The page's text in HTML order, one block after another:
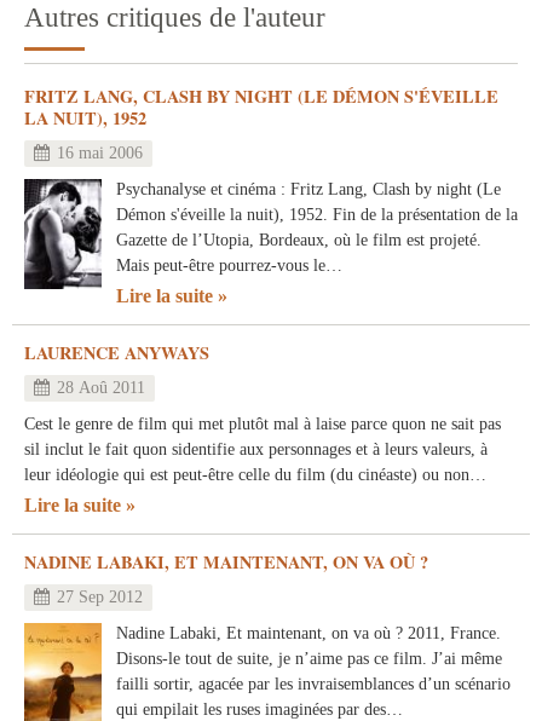
Autres critiques de l'auteur
FRITZ LANG, CLASH BY NIGHT (LE DÉMON S'ÉVEILLE
LA NUIT), 1952
16 mai 2006
Psychanalyse et cinéma : Fritz Lang, Clash by night (Le
Démon s'éveille la nuit), 1952. Fin de la présentation de la
Gazette de l’Utopia, Bordeaux, où le film est projeté.
Mais peut-être pourrez-vous le…
Lire la suite
LAURENCE ANYWAYS
28 Aoû 2011
Cest le genre de film qui met plutôt mal à laise parce quon ne sait pas
sil inclut le fait quon sidentifie aux personnages et à leurs valeurs, à
leur idéologie qui est peut-être celle du film (du cinéaste) ou non…
Lire la suite
NADINE LABAKI, ET MAINTENANT, ON VA OÙ ?
27 Sep 2012
Nadine Labaki, Et maintenant, on va où ? 2011, France.
Disons-le tout de suite, je n’aime pas ce film. J’ai même
failli sortir, agacée par les invraisemblances d’un scénario
qui empilait les ruses imaginées par des…